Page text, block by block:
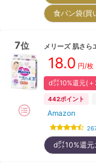
食パン袋(
7位 メリーズ 肌さら
18.0 円/枚
d㌽10%還元(
442ポイント
Amazon
d㌽10%還